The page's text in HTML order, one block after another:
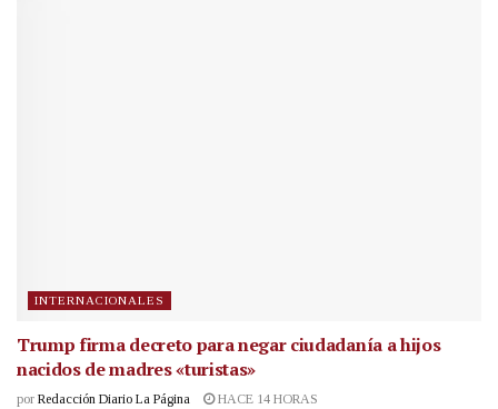
INTERNACIONALES
Trump firma decreto para negar ciudadanía a hijos
nacidos de madres «turistas»
por Redacción Diario La Página HACE 14 HORAS